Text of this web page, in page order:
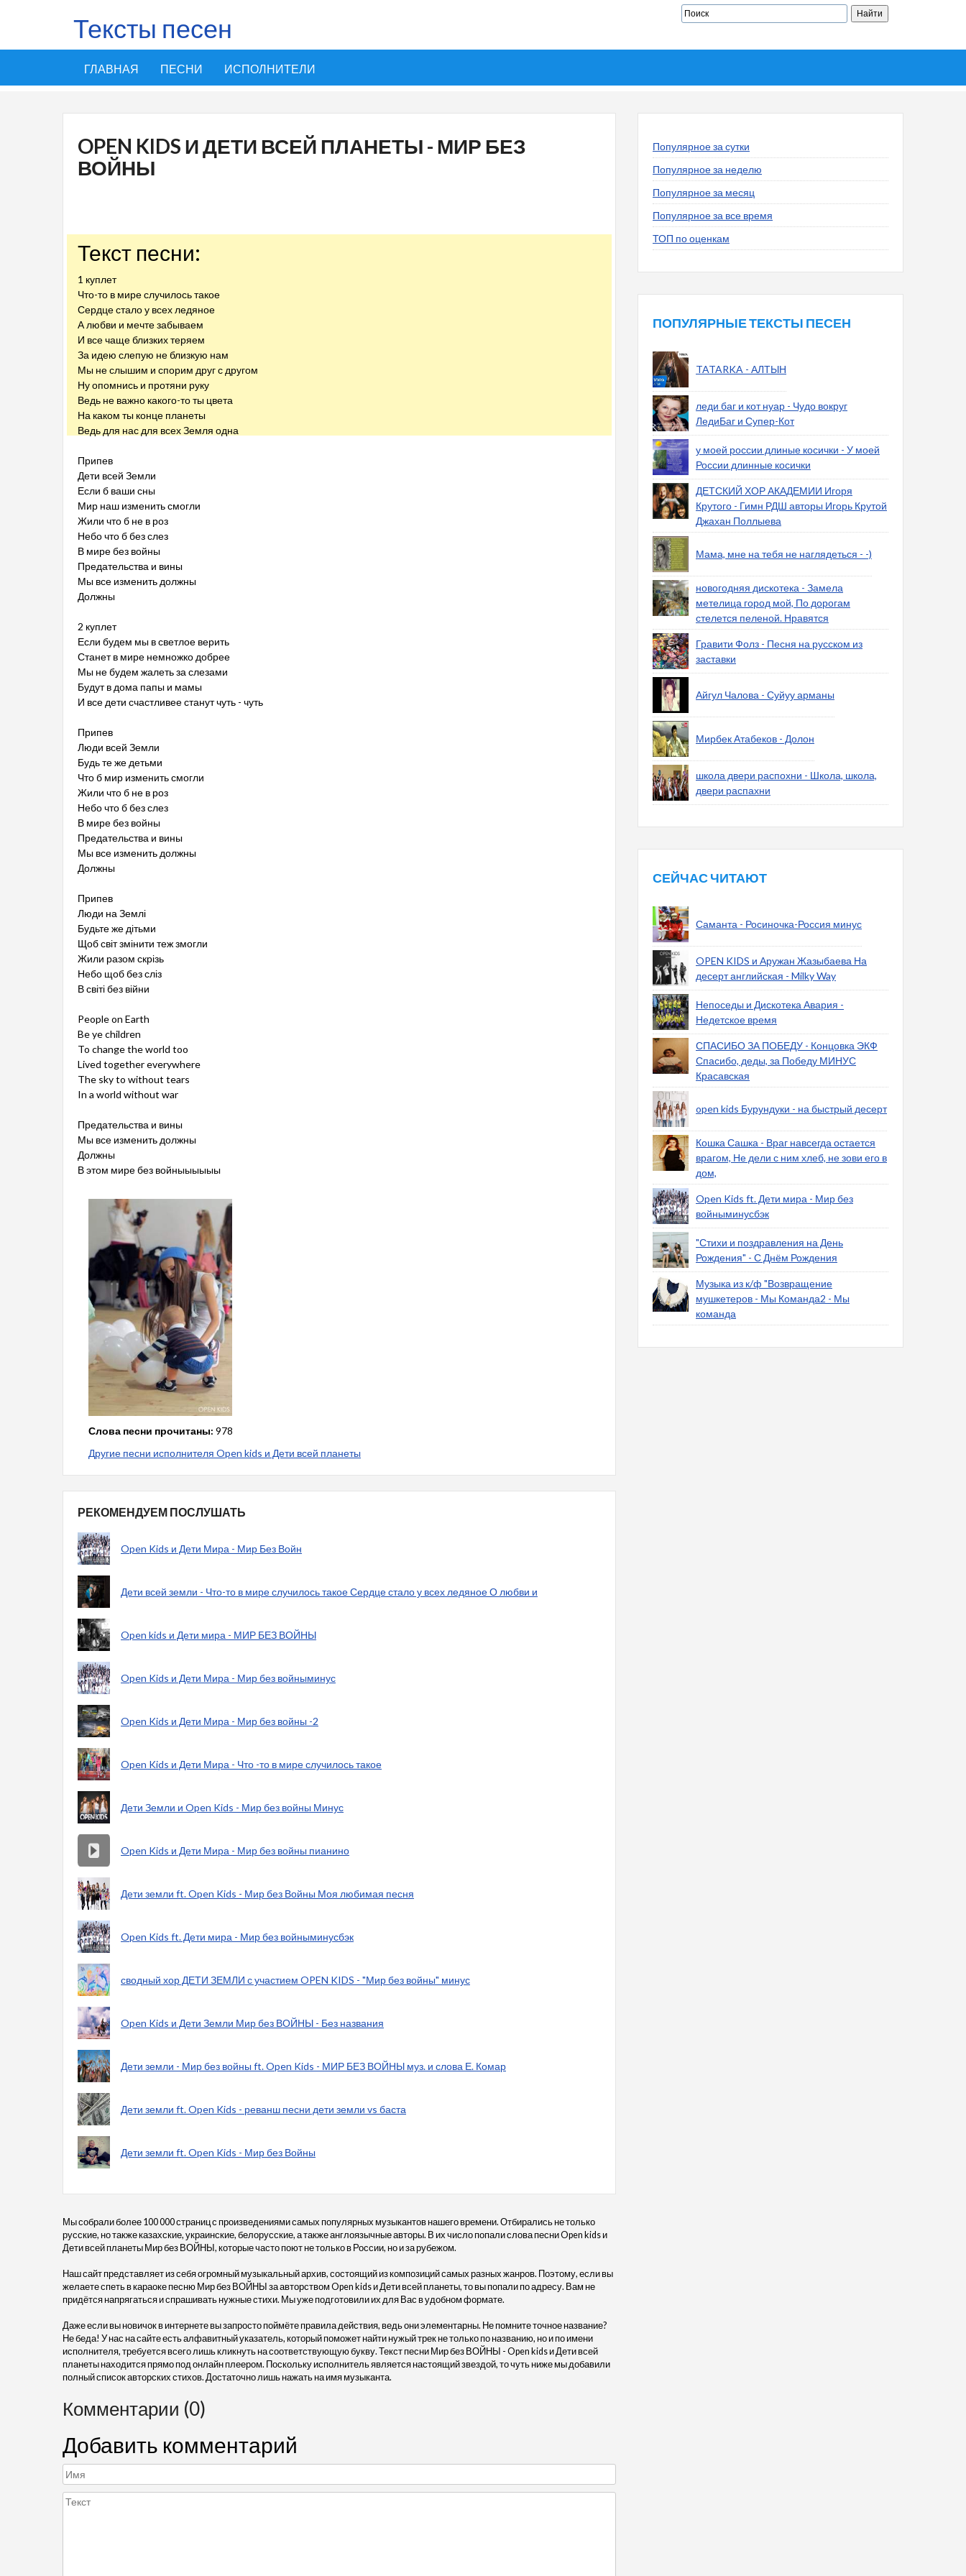
Тексты песен
ГЛАВНАЯ ПЕСНИ ИСПОЛНИТЕЛИ
OPEN KIDS И ДЕТИ ВСЕЙ ПЛАНЕТЫ - МИР БЕЗ
ВОЙНЫ
Текст песни:
1 куплет
Что-то в мире случилось такое
Сердце стало у всех ледяное
А любви и мечте забываем
И все чаще близких теряем
За идею слепую не близкую нам
Мы не слышим и спорим друг с другом
Ну опомнись и протяни руку
Ведь не важно какого-то ты цвета
На каком ты конце планеты
Ведь для нас для всех Земля одна
Припев
Дети всей Земли
Если б ваши сны
Мир наш изменить смогли
Жили что б не в роз
Небо что б без слез
В мире без войны
Предательства и вины
Мы все изменить должны
Должны
2 куплет
Если будем мы в светлое верить
Станет в мире немножко добрее
Мы не будем жалеть за слезами
Будут в дома папы и мамы
И все дети счастливее станут чуть - чуть
Припев
Люди всей Земли
Будь те же детьми
Что б мир изменить смогли
Жили что б не в роз
Небо что б без слез
В мире без войны
Предательства и вины
Мы все изменить должны
Должны
Припев
Люди на Землі
Будьте же дітьми
Щоб світ змінити теж змогли
Жили разом скрізь
Небо щоб без сліз
В світі без війни
People on Earth
Be ye children
To change the world too
Lived together everywhere
The sky to without tears
In a world without war
Предательства и вины
Мы все изменить должны
Должны
В этом мире без войныыыыыы
Слова песни прочитаны: 978
Другие песни исполнителя Open kids и Дети всей планеты
РЕКОМЕНДУЕМ ПОСЛУШАТЬ
Open Kids и Дети Мира - Мир Без Войн
Дети всей земли - Что-то в мире случилось такое Сердце стало у всех ледяное О любви и
Open kids и Дети мира - МИР БЕЗ ВОЙНЫ
Open Kids и Дети Мира - Мир без войныминус
Open Kids и Дети Мира - Мир без войны -2
Open Kids и Дети Мира - Что -то в мире случилось такое
Дети Земли и Open Kids - Мир без войны Минус
Open Kids и Дети Мира - Мир без войны пианино
Дети земли ft. Open Kids - Мир без Войны Моя любимая песня
Open Kids ft. Дети мира - Мир без войныминусбэк
сводный хор ДЕТИ ЗЕМЛИ с участием OPEN KIDS - "Мир без войны" минус
Open Kids и Дети Земли Мир без ВОЙНЫ - Без названия
Дети земли - Мир без войны ft. Open Kids - МИР БЕЗ ВОЙНЫ муз. и слова Е. Комар
Дети земли ft. Open Kids - реванш песни дети земли vs баста
Дети земли ft. Open Kids - Мир без Войны
Мы собрали более 100 000 страниц с произведениями самых популярных музыкантов нашего времени. Отбирались не только
русские, но также казахские, украинские, белорусские, а также англоязычные авторы. В их число попали слова песни Open kids и
Дети всей планеты Мир без ВОЙНЫ, которые часто поют не только в России, но и за рубежом.
Наш сайт представляет из себя огромный музыкальный архив, состоящий из композиций самых разных жанров. Поэтому, если вы
желаете спеть в караоке песню Мир без ВОЙНЫ за авторством Open kids и Дети всей планеты, то вы попали по адресу. Вам не
придётся напрягаться и спрашивать нужные стихи. Мы уже подготовили их для Вас в удобном формате.
Даже если вы новичок в интернете вы запросто поймёте правила действия, ведь они элементарны. Не помните точное название?
Не беда! У нас на сайте есть алфавитный указатель, который поможет найти нужый трек не только по названию, но и по имени
исполнителя, требуется всего лишь кликнуть на соответствующую букву. Текст песни Мир без ВОЙНЫ - Open kids и Дети всей
планеты находится прямо под онлайн плеером. Поскольку исполнитель является настоящий звездой, то чуть ниже мы добавили
полный список авторских стихов. Достаточно лишь нажать на имя музыканта.
Комментарии (0)
Добавить комментарий
Популярное за сутки
Популярное за неделю
Популярное за месяц
Популярное за все время
ТОП по оценкам
ПОПУЛЯРНЫЕ ТЕКСТЫ ПЕСЕН
TATARKA - АЛТЫН
леди баг и кот нуар - Чудо вокруг
ЛедиБаг и Супер-Кот
у моей россии длиные косички - У моей
России длинные косички
ДЕТСКИЙ ХОР АКАДЕМИИ Игоря
Крутого - Гимн РДШ авторы Игорь Крутой
Джахан Поллыева
Мама, мне на тебя не наглядеться - -)
новогодняя дискотека - Замела
метелица город мой, По дорогам
стелется пеленой. Нравятся
Гравити Фолз - Песня на русском из
заставки
Айгул Чалова - Суйуу арманы
Мирбек Атабеков - Долон
школа двери распохни - Школа, школа,
двери распахни
СЕЙЧАС ЧИТАЮТ
Саманта - Росиночка-Россия минус
OPEN KIDS и Аружан Жазыбаева На
десерт английская - Milky Way
Непоседы и Дискотека Авария -
Недетское время
СПАСИБО ЗА ПОБЕДУ - Концовка ЭКФ
Спасибо, деды, за Победу МИНУС
Красавская
open kids Бурундуки - на быстрый десерт
Кошка Сашка - Враг навсегда остается
врагом, Не дели с ним хлеб, не зови его в
дом,
Open Kids ft. Дети мира - Мир без
войныминусбэк
"Стихи и поздравления на День
Рождения" - С Днём Рождения
Музыка из к/ф "Возвращение
мушкетеров - Мы Команда2 - Мы
команда